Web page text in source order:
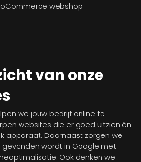
van onze
we jouw bedrijf online te
websites die er goed uitzien én
apparaat. Daarnaast zorgen we
wordt in Google met
Ook denken we